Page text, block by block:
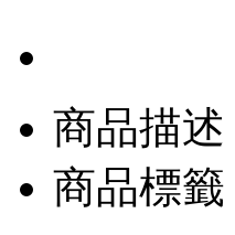
商品描述
商品標籤